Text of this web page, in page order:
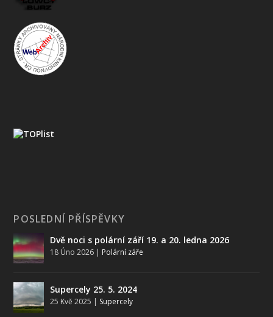
POSLEDNÍ PŘÍSPĚVKY
Dvě noci s polární září 19. a 20. ledna 2026
18 Úno 2026 | Polární záře
Supercely 25. 5. 2024
25 Kvě 2025 | Supercely